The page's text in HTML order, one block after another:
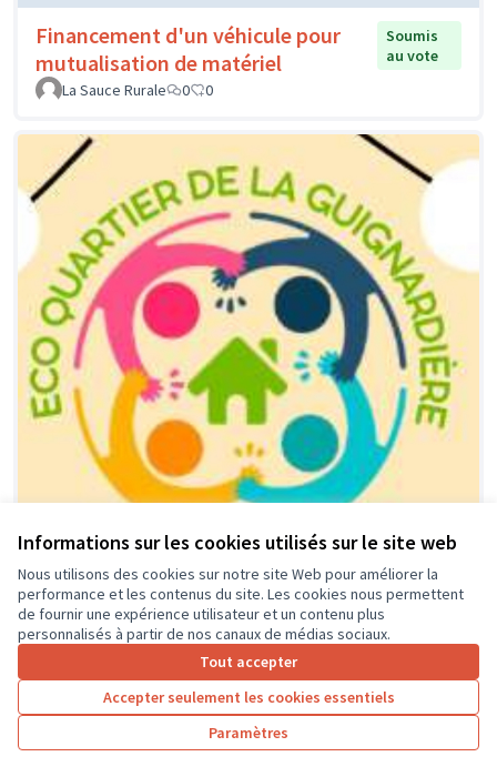
Informations sur les cookies utilisés sur le site web
Nous utilisons des cookies sur notre site Web pour améliorer la
performance et les contenus du site. Les cookies nous permettent
de fournir une expérience utilisateur et un contenu plus
personnalisés à partir de nos canaux de médias sociaux.
Tout accepter
Accepter seulement les cookies essentiels
Paramètres
Financement d'un véhicule pour
mutualisation de matériel
Soumis
au vote
La Sauce Rurale
0 0
Financement équipement, activités
et animations locales dédié aux
jeunes de l'éco-quartier et leurs
parents.
Soumis
association ECO-QUARTIER LA GUIGNARDIERE 0 0